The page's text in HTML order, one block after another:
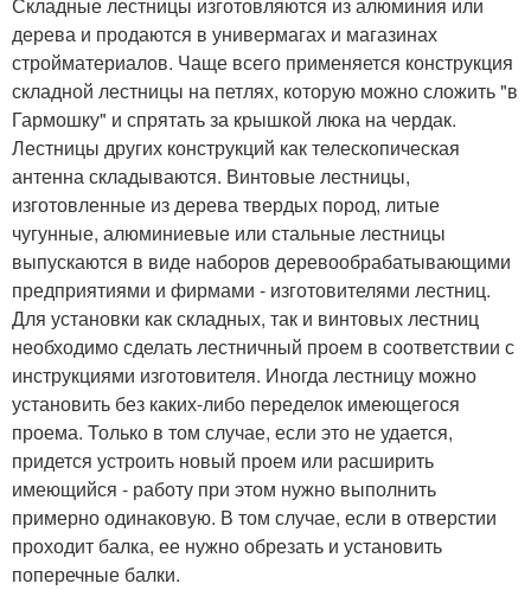
Складные лестницы изготовляются из алюминия или
дерева и продаются в универмагах и магазинах
стройматериалов. Чаще всего применяется конструкция
складной лестницы на петлях, которую можно сложить "в
Гармошку" и спрятать за крышкой люка на чердак.
Лестницы других конструкций как телескопическая
антенна складываются. Винтовые лестницы,
изготовленные из дерева твердых пород, литые
чугунные, алюминиевые или стальные лестницы
выпускаются в виде наборов деревообрабатывающими
предприятиями и фирмами - изготовителями лестниц.
Для установки как складных, так и винтовых лестниц
необходимо сделать лестничный проем в соответствии с
инструкциями изготовителя. Иногда лестницу можно
установить без каких-либо переделок имеющегося
проема. Только в том случае, если это не удается,
придется устроить новый проем или расширить
имеющийся - работу при этом нужно выполнить
примерно одинаковую. В том случае, если в отверстии
проходит балка, ее нужно обрезать и установить
поперечные балки.